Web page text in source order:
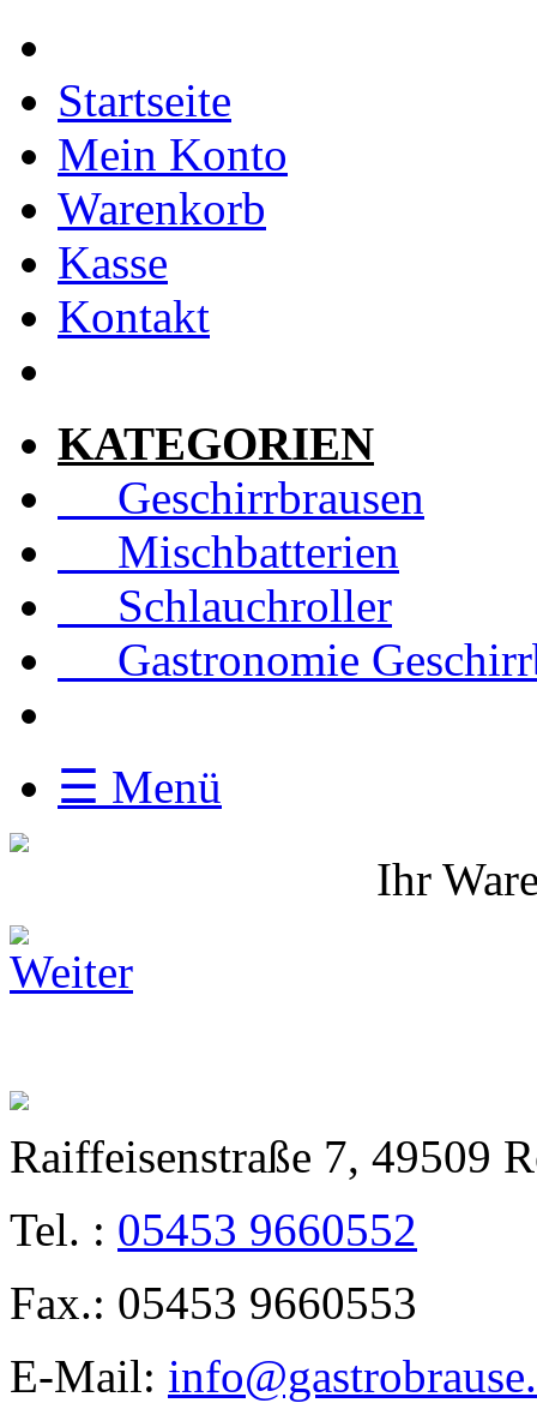
Startseite
Mein Konto
Warenkorb
Kasse
Kontakt
KATEGORIEN
Geschirrbrausen
Mischbatterien
Schlauchroller
Gastronomie
☰ Menü
Ihr
Raiffeisenstraße 7, 49509
Tel. : 05453 9660552
Fax.: 05453 9660553
E-Mail: